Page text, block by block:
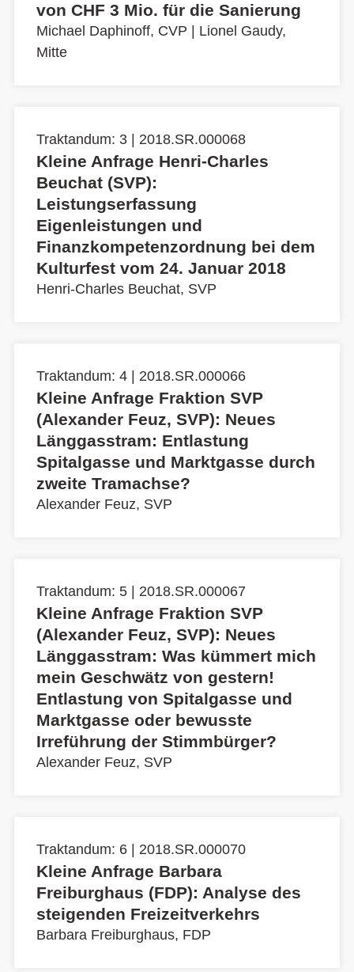
von CHF 3 Mio. für die Sanierung
Michael Daphinoff, CVP
Lionel Gaudy,
Mitte
Traktandum: 3 | 2018.SR.000068
Kleine Anfrage Henri-Charles
Beuchat (SVP):
Leistungserfassung
Eigenleistungen und
Finanzkompetenzordnung bei dem
Kulturfest vom 24. Januar 2018
Henri-Charles Beuchat, SVP
Traktandum: 4 | 2018.SR.000066
Kleine Anfrage Fraktion SVP
(Alexander Feuz, SVP): Neues
Länggasstram: Entlastung
Spitalgasse und Marktgasse durch
zweite Tramachse?
Alexander Feuz, SVP
Traktandum: 5 | 2018.SR.000067
Kleine Anfrage Fraktion SVP
(Alexander Feuz, SVP): Neues
Länggasstram: Was kümmert mich
mein Geschwätz von gestern!
Entlastung von Spitalgasse und
Marktgasse oder bewusste
Irreführung der Stimmbürger?
Alexander Feuz, SVP
Traktandum: 6 | 2018.SR.000070
Kleine Anfrage Barbara
Freiburghaus (FDP): Analyse des
steigenden Freizeitverkehrs
Barbara Freiburghaus, FDP